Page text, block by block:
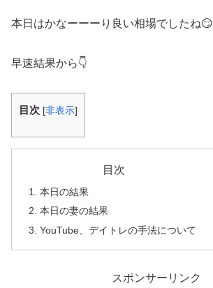
本日はかなーーーり良い相場でしたね😏
早速結果から👇
目次 [非表示]
目次
本日の結果
本日の妻の結果
YouTube、デイトレの手法について
スポンサーリンク